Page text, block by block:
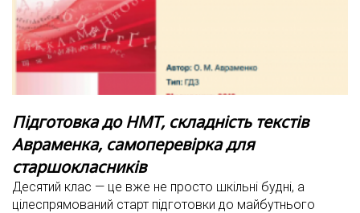
Підготовка до НМТ, складність текстів
Авраменка, самоперевірка для
старшокласників
Десятий клас — це вже не просто шкільні будні, а
цілеспрямований старт підготовки до майбутнього